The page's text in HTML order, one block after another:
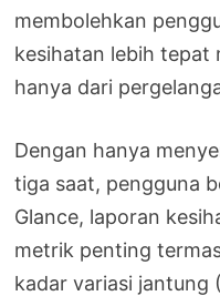
membolehkan
kesihatan lebih tepat
hanya dari
Dengan hanya
tiga saat, pengguna
Glance, laporan
metrik penting
kadar variasi jantung